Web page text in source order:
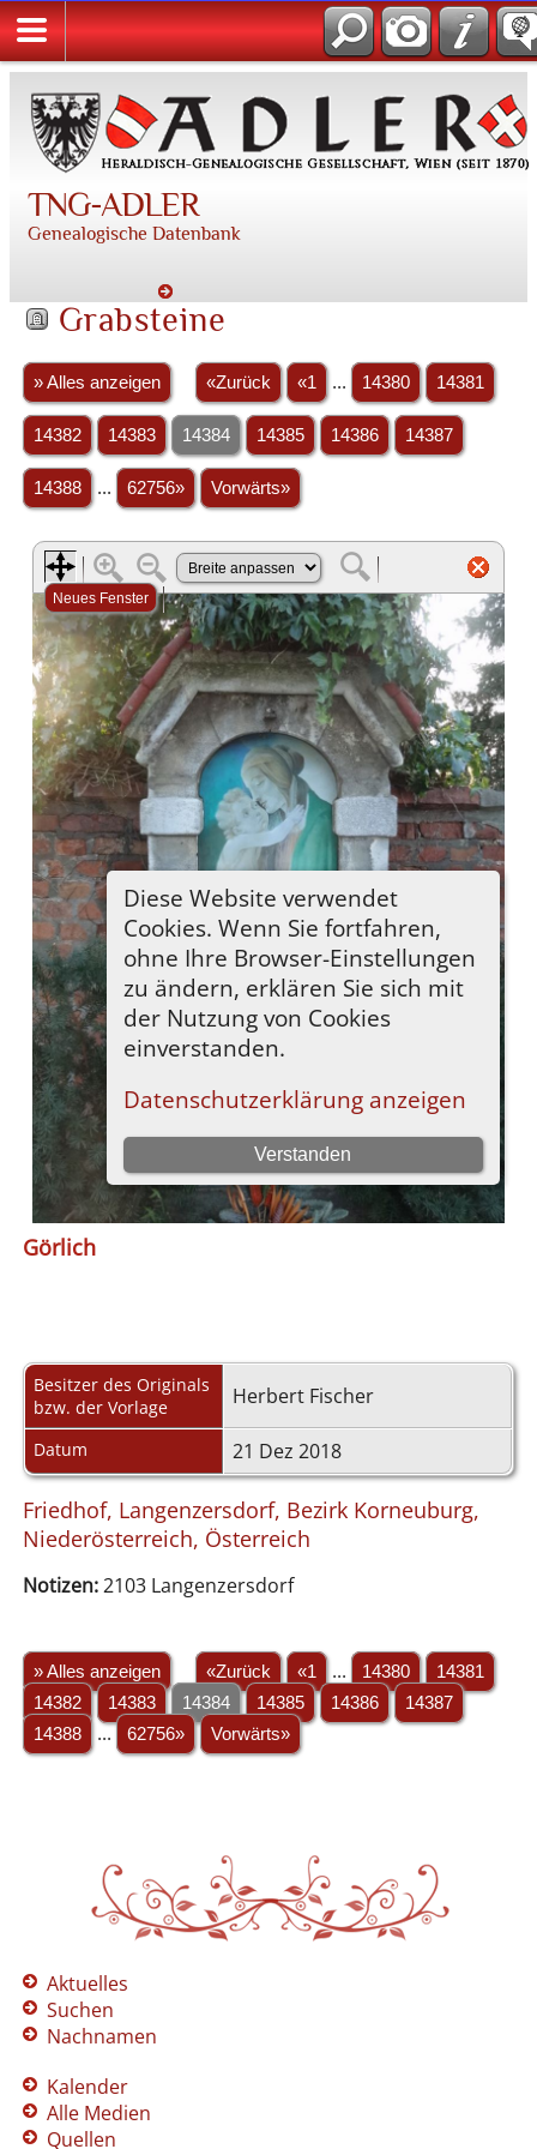
TNG-ADLER
Genealogische Datenbank
Grabsteine
» Alles anzeigen «Zurück «1 ... 14380 14381
14382 14383 14384 14385 14386 14387
14388 ... 62756» Vorwärts»
Görlich
Besitzer des Originals
bzw. der Vorlage
Herbert Fischer
Datum 21 Dez 2018
Friedhof, Langenzersdorf, Bezirk Korneuburg,
Niederösterreich, Österreich
Notizen:2103 Langenzersdorf
» Alles anzeigen «Zurück «1 ... 14380
14381
14382
14383 14384 14385 14386
14387
14388
... 62756» Vorwärts»
Aktuelles
Suchen
Nachnamen
Kalender
Alle Medien
Quellen